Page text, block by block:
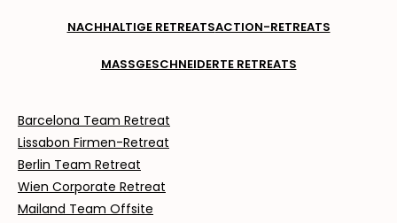
NACHHALTIGE RETREATSACTION-RETREATS
MASSGESCHNEIDERTE RETREATS
Barcelona Team Retreat
Lissabon Firmen-Retreat
Berlin Team Retreat
Wien Corporate Retreat
Mailand Team Offsite